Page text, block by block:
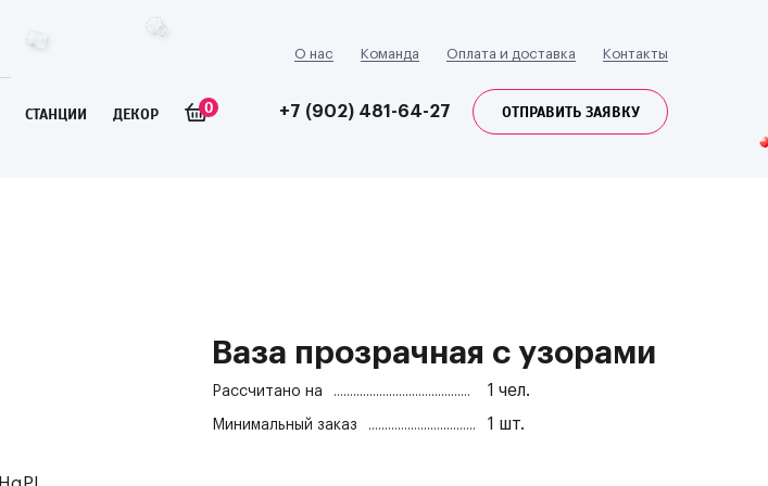
СТАНЦИИ ДЕКОР 0
О нас Команда Оплата и доставка Контакты
+7 (902) 481-64-27 ОТПРАВИТЬ ЗАЯВКУ
Ваза прозрачная с узорами
Рассчитано на 1 чел.
Минимальный заказ 1 шт.